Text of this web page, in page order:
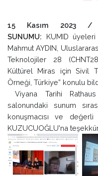
15 Kasım 2023 /
SUNUMU: KUMID
Mahmut AYDIN,
Teknolojiler 28
Kültürel Miras için Sivil
Örneği, Türkiye” konulu
Viyana Tarihi Rathaus
salonundaki sunum
konuşmacısı ve
KUZUCUOĞLU'na